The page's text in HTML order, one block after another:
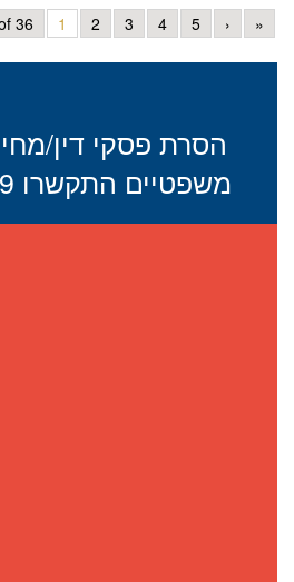
36 1 2 3 4 5 › »
הסרת פסקי דין/
משפטיים התקשרו 0522508109